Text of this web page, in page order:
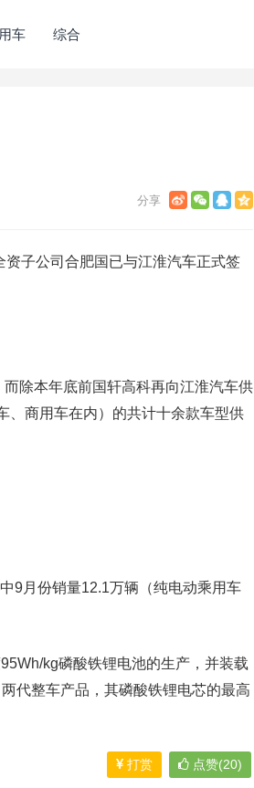
用车 综合
资子公司合肥国已与江淮汽车正式签
除本年底前国轩高科再向江淮汽车供
、商用车在内）的共计十余款车型供
9月份销量12.1万辆（纯电动乘用车
kg磷酸铁锂电池的生产，并装载
代整车产品，其磷酸铁锂电芯的最高
打赏 点赞(20)